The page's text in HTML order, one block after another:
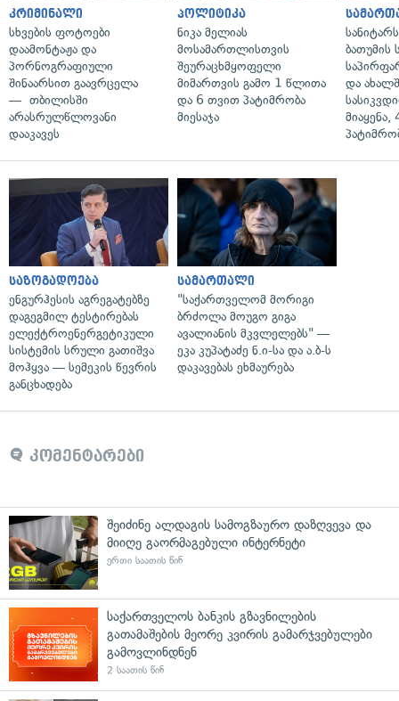
კრიმინალი
სხვების ფოტოები
დაამონტაჟა და
პორნოგრაფიული
შინაარსით გაავრცელა
— თბილისში
არასრულწლოვანი
დააკავეს
პოლიტიკა
ნიკა მელიას
მოსამართლისთვის
შეურაცხმყოფელი
მიმართვის გამო 1 წლითა
და 6 თვით პატიმრობა
მიესაჯა
ბათუმის
და
საზოგადოება
ენგურჰესის აგრეგატებზე
დაგეგმილ ტესტირებას
ელექტროენერგეტიკული
სისტემის სრული გათიშვა
მოჰყვა — სემეკის წევრის
განცხადება
სამართალი
"საქართველომ მორიგი
ბრძოლა მოუგო გიგა
ავალიანის მკვლელებს" —
ეკა კუპატაძე ნ.ი-სა და ა.ბ-ს
დაკავებას ეხმაურება
კომენტარები
შეიძინე ალდაგის სამოგზაურო დაზღვევა და
მიიღე გაორმაგებული ინტერნეტი
ერთი საათის წინ
საქართველოს ბანკის გზავნილების
გათამაშების მეორე კვირის გამარჯვებულები
გამოვლინდნენ
2 საათის წინ